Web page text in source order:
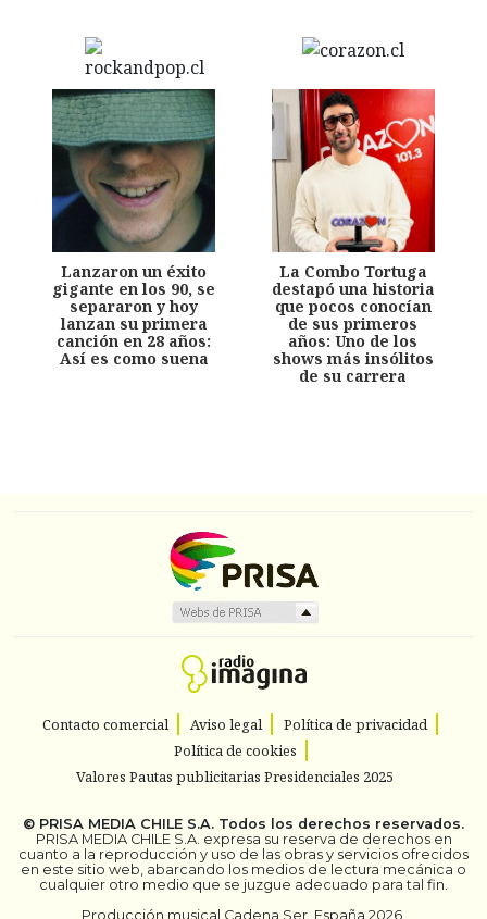
Lanzaron un éxito
gigante en los 90, se
separaron y hoy
lanzan su primera
canción en 28 años:
Así es como suena
La Combo Tortuga
destapó una historia
que pocos conocían
de sus primeros
años: Uno de los
shows más insólitos
de su carrera
Contacto comercial Aviso legal
Política de privacidad
Política de cookies
Valores Pautas publicitarias Presidenciales 2025
© PRISA MEDIA CHILE S.A. Todos los derechos reservados.
PRISA MEDIA CHILE S.A. expresa su reserva de derechos en
cuanto a la reproducción y uso de las obras y servicios ofrecidos
en este sitio web, abarcando los medios de lectura mecánica o
cualquier otro medio que se juzgue adecuado para tal fin.
Producción musical Cadena Ser, España 2026.